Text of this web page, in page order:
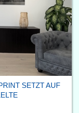
SETZT AUF